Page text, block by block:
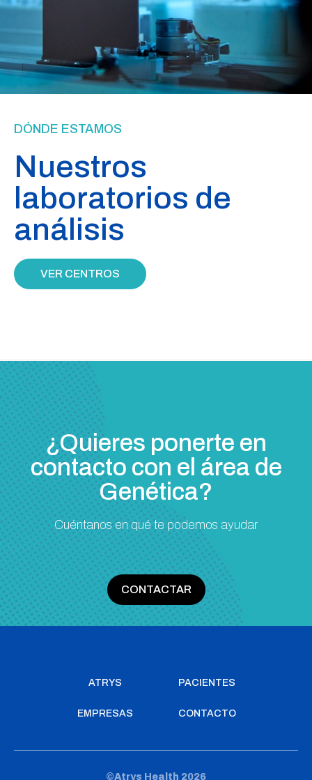
DÓNDE ESTAMOS
Nuestros
laboratorios de
análisis
VER CENTROS
¿Quieres ponerte en
contacto con el área de
Genética?
Cuéntanos en qué te podemos ayudar
CONTACTAR
ATRYS PACIENTES
EMPRESAS CONTACTO
©Atrys Health 2026